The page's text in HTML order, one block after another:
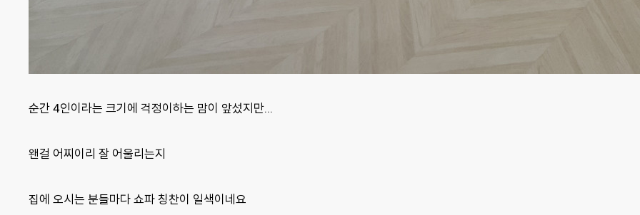
순간 4인이라는 크기에 걱정이하는 맘이 앞섰지만...
왠걸 어찌이리 잘 어울리는지
집에 오시는 분들마다 쇼파 칭찬이 일색이네요